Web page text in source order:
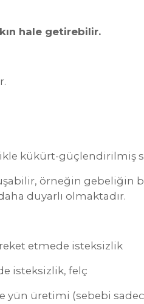
hale getirebilir.
kükürt-güçlendirilmiş
örneğin gebeliğin
duyarlı olmaktadır.
etmede isteksizlik
isteksizlik, felç
üretimi (sebebi